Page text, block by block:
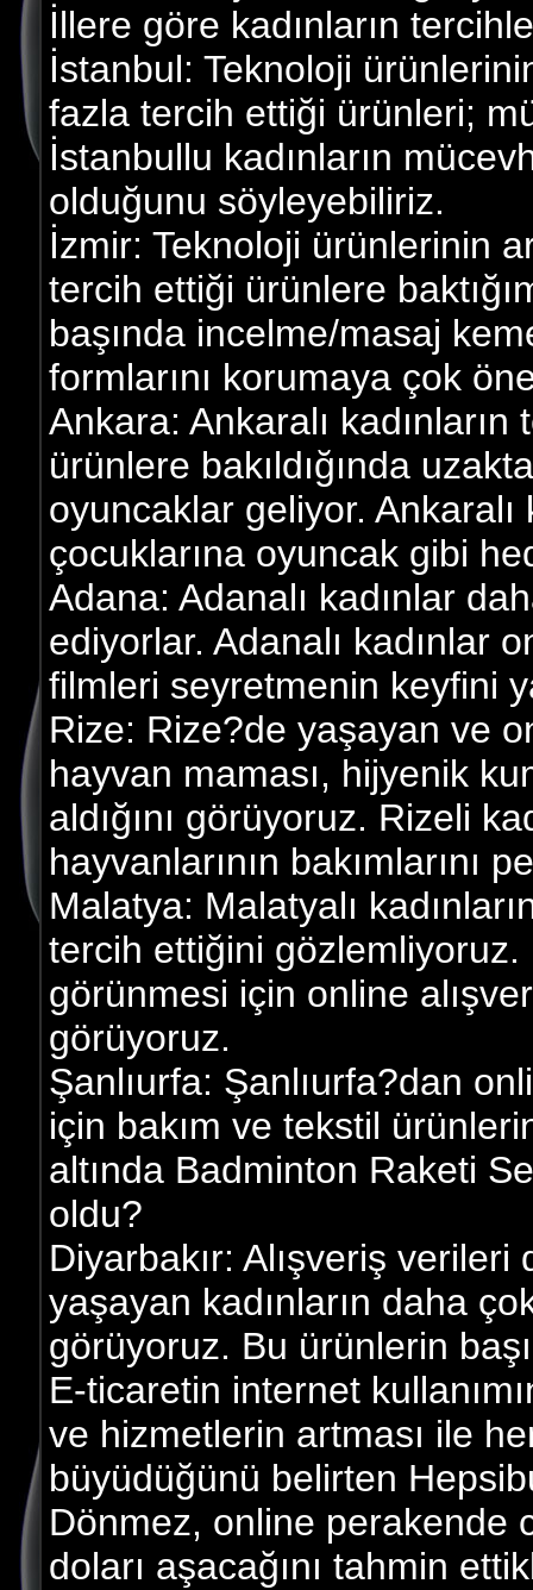
İllere göre kadınların
İstanbul: Teknoloji
fazla tercih ettiği ürünleri;
İstanbullu kadınların
olduğunu söyleyebiliriz.
İzmir: Teknoloji ürünlerinin
tercih ettiği ürünlere
başında incelme/masaj
formlarını korumaya çok
Ankara: Ankaralı
ürünlere bakıldığında
oyuncaklar geliyor. Ankaralı
çocuklarına oyuncak gibi
Adana: Adanalı kadınlar
ediyorlar. Adanalı kadınlar
filmleri seyretmenin keyfini
Rize: Rize?de yaşayan ve
hayvan maması, hijyenik
aldığını görüyoruz. Rizeli
hayvanlarının bakımlarını
Malatya: Malatyalı
tercih ettiğini gözlemliyoruz.
görünmesi için online
görüyoruz.
Şanlıurfa: Şanlıurfa?dan
için bakım ve tekstil
altında Badminton Raketi
oldu?
Diyarbakır: Alışveriş
yaşayan kadınların daha
görüyoruz. Bu ürünlerin
E-ticaretin internet
ve hizmetlerin artması ile
büyüdüğünü belirten
Dönmez, online perakende
doları aşacağını tahmin